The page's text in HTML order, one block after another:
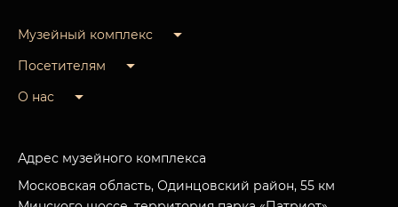
Музейный комплекс
Посетителям
О нас
Адрес музейного комплекса
Московская область, Одинцовский район, 55 км